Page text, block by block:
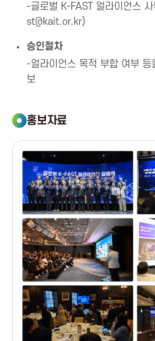
-글로벌 K-FAST 얼라이언스
st@kait.or.kr)
승인절차
-얼라이언스 목적 부합 여부
보
홍보자료